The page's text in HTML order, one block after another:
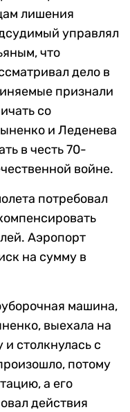
лишения
управлял
что
дело в
признали
со
и Леденева
в честь 70-
войне.
потребовал
Аэропорт
на сумму в
машина,
выехала на
столкнулась с
потому
а его
действия